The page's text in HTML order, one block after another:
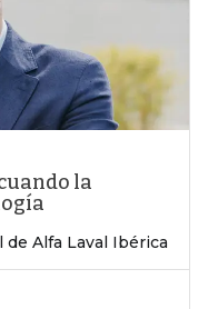
la
Alfa Laval Ibérica